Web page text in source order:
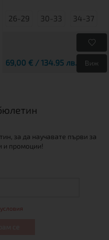
26-29 30-33 34-37
69,00 € / 134.95 лв. Виж
за да научавате първи за
и промоции!